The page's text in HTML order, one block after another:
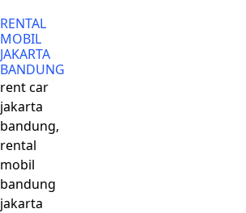
RENTAL
MOBIL
JAKARTA
BANDUNG
rent car
jakarta
bandung,
rental
mobil
bandung
jakarta